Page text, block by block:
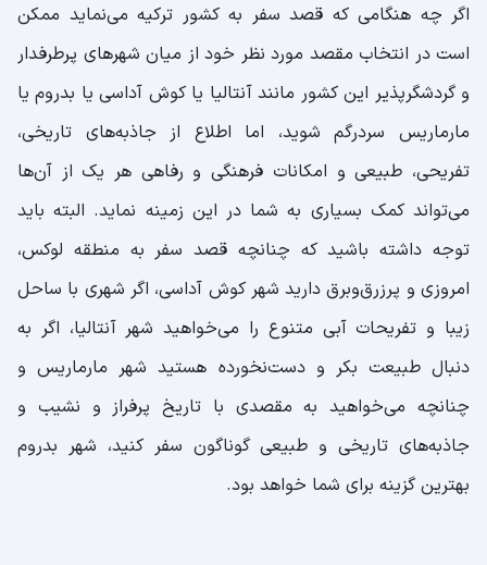
اگر چه هنگامی که قصد سفر به کشور ترکیه می‌نماید ممکن
است در انتخاب مقصد مورد نظر خود از میان شهرهای پرطرفدار
و گردشگر‌پذیر این کشور مانند آنتالیا یا کوش آداسی یا بدروم یا
مارماریس سردرگم شوید، اما اطلاع از جاذبه‌های تاریخی،
تفریحی، طبیعی و امکانات فرهنگی و رفاهی هر یک از آن‌ها
می‌تواند کمک بسیاری به شما در این زمینه نماید. البته باید
توجه داشته باشید که چنانچه قصد سفر به منطقه لوکس،
امروزی و پرزرق‌وبرق دارید شهر کوش آداسی، اگر شهری با ساحل
زیبا و تفریحات آبی متنوع را می‌خواهید شهر آنتالیا، اگر به
دنبال طبیعت بکر و دست‌نخورده هستید شهر مارماریس و
چنانچه می‌خواهید به مقصدی با تاریخ پرفراز و نشیب و
جاذبه‌های تاریخی و طبیعی گوناگون سفر کنید، شهر بدروم
بهترین گزینه برای شما خواهد بود.